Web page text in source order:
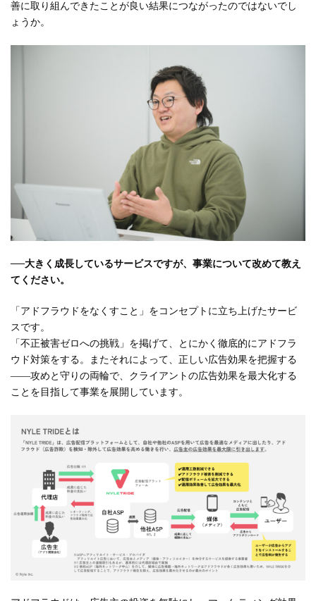
善に取り組んできたことが良い結果につながったのではないでし
ょうか。
──大きく成長しているサービスですが、事業について改めて教え
てください。
「アドフラウドをなくすこと」をコンセプトに立ち上げたサービ
スです。
「不正被害ゼロへの挑戦」を掲げて、とにかく徹底的にアドフラ
ウド対策をする。またそれによって、正しい広告効果を把握する
――攻めと守りの両輪で、クライアントの広告効果を最大化する
ことを目指して事業を展開しています。